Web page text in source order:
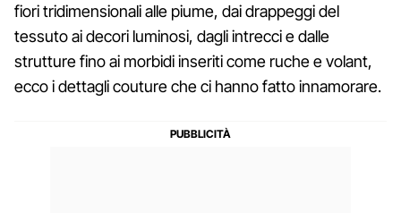
fiori tridimensionali alle piume, dai drappeggi del
tessuto ai decori luminosi, dagli intrecci e dalle
strutture fino ai morbidi inseriti come ruche e volant,
ecco i dettagli couture che ci hanno fatto innamorare.